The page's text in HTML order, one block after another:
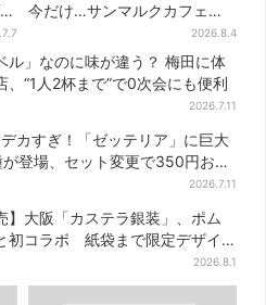
今だけ…サンマルクカフェ初
の「夏福袋」、実質無料でレ
アグッズが手に入る
2026.8.4
ル」なのに味が違う？ 梅田に体
、“1人2杯まで”で0次会にも便利
2026.7.11
カすぎ！「ゼッテリア」に巨大
が登場、セット変更で350円お得
2026.7.11
】大阪「カステラ銀装」、ポム
初コラボ 紙袋まで限定デザイ
2026.8.1